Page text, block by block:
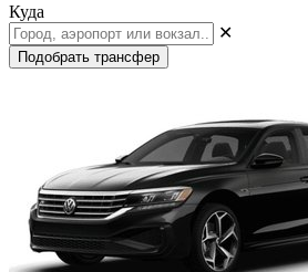
Куда
✕
Подобрать трансфер